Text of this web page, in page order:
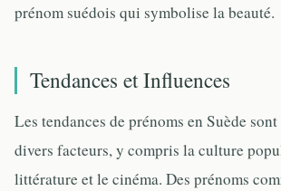
prénom suédois qui symbolise la beauté.
Tendances et Influences
Les tendances de prénoms en Suède
divers facteurs, y compris la culture
littérature et le cinéma. Des prénoms